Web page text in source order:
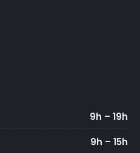
9h – 19h
9h – 15h